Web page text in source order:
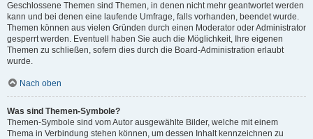
Geschlossene Themen sind Themen, in denen nicht mehr geantwortet werden
kann und bei denen eine laufende Umfrage, falls vorhanden, beendet wurde.
Themen können aus vielen Gründen durch einen Moderator oder Administrator
gesperrt werden. Eventuell haben Sie auch die Möglichkeit, Ihre eigenen
Themen zu schließen, sofern dies durch die Board-Administration erlaubt
wurde.
Nach oben
Was sind Themen-Symbole?
Themen-Symbole sind vom Autor ausgewählte Bilder, welche mit einem
Thema in Verbindung stehen können, um dessen Inhalt kennzeichnen zu